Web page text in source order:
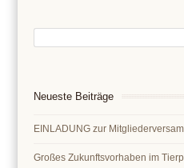
Neueste Beiträge
EINLADUNG zur
Großes Zukunftsvorhaben im